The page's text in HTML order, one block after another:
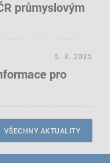
průmyslovým
pro
5. 3. 2025
VŠECHNY AKTUALITY